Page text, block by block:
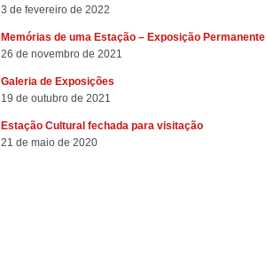
3 de fevereiro de 2022
Memórias de uma Estação – Exposição Permanente
26 de novembro de 2021
Galeria de Exposições
19 de outubro de 2021
Estação Cultural fechada para visitação
21 de maio de 2020